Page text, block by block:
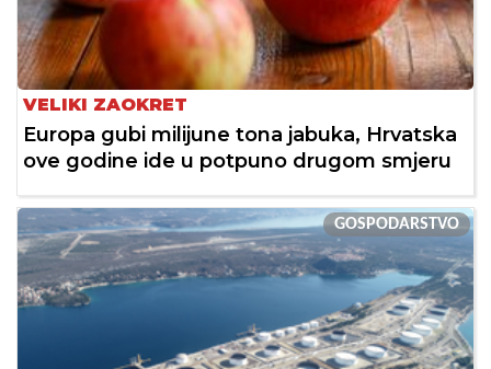
VELIKI ZAOKRET
Europa gubi milijune tona jabuka, Hrvatska
ove godine ide u potpuno drugom smjeru
GOSPODARSTVO